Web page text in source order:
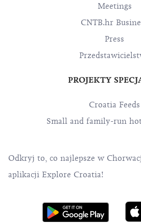
Meetings
CNTB.hr
Press
PROJEKTY
Croatia Feeds
Small and family-run
Odkryj to, co najlepsze w
aplikacji Explore Croatia!